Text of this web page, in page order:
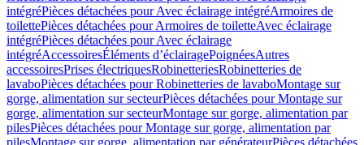
intégréPièces détachées pour Avec éclairage intégréArmoires de
toilettePièces détachées pour Armoires de toiletteAvec éclairage
intégréPièces détachées pour Avec éclairage
intégréAccessoiresÉléments d’éclairagePoignéesAutres
accessoiresPrises électriquesRobinetteriesRobinetteries de
lavaboPièces détachées pour Robinetteries de lavaboMontage sur
gorge, alimentation sur secteurPièces détachées pour Montage sur
gorge, alimentation sur secteurMontage sur gorge, alimentation par
pilesPièces détachées pour Montage sur gorge, alimentation par
pilesMontage sur gorge, alimentation par générateurPièces détachées